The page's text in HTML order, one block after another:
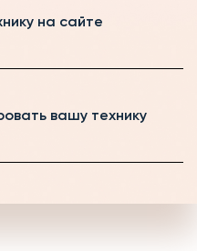
будет бесплатной,
технику, то
на сайте
технику, то оставьте
вашу технику
на месте, то мы